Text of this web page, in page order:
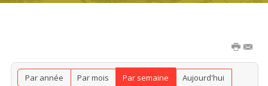
Par année Par mois Par semaine Aujourd'hui